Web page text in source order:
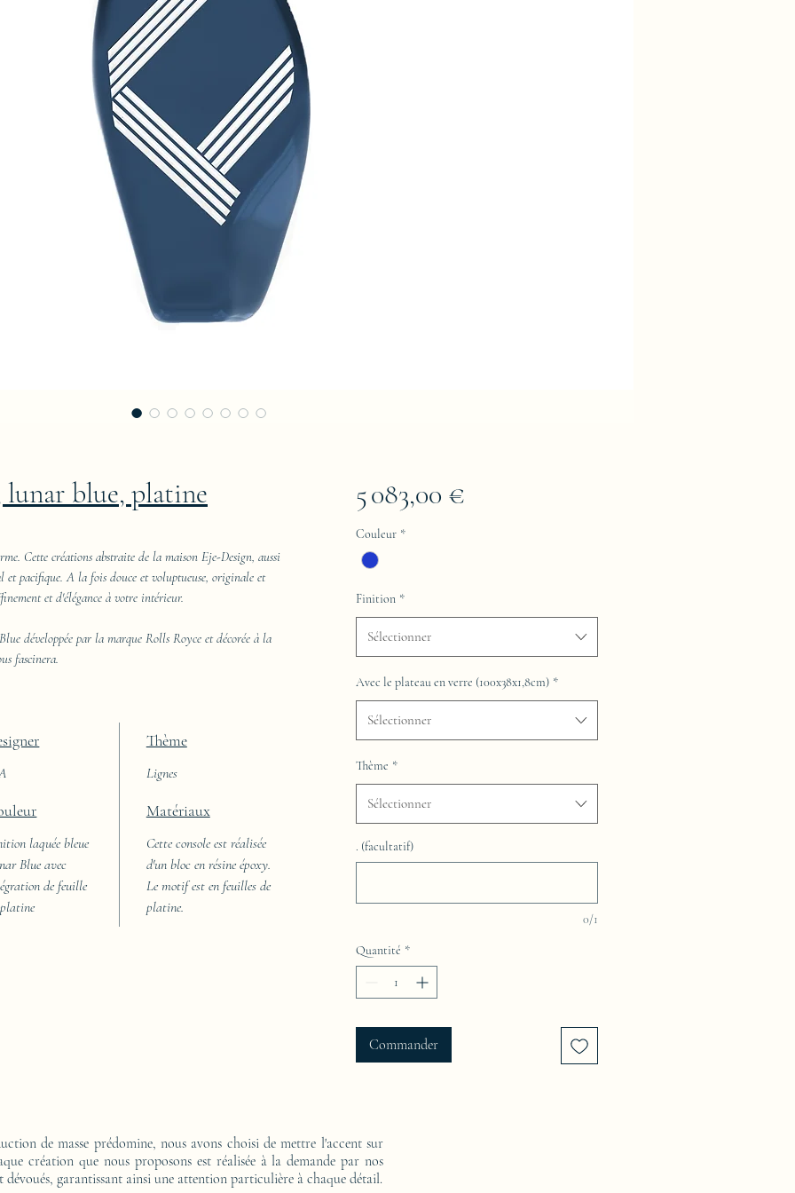
blue, platine
Cette créations abstraite de la maison Eje-Design, aussi
et pacifique. A la fois douce et voluptueuse, originale et
et d'élégance à votre intérieur.
développée par la marque Rolls Royce et décorée à la
fascinera.
Thème
Lignes
laquée bleue
Blue avec
de feuille
Matériaux
Cette console est réalisée
d'un bloc en résine époxy.
Le motif est en feuilles de
platine.
5 083,00 €Prix
Couleur *
Finition *
Sélectionner
Avec le plateau en verre (100x38x1,8cm) *
Sélectionner
Thème *
Sélectionner
. (facultatif)
0/1
Quantité *
Commander
de masse prédomine, nous avons choisi de mettre l'accent sur
création que nous proposons est réalisée à la demande par nos
dévoués, garantissant ainsi une attention particulière à chaque détail.